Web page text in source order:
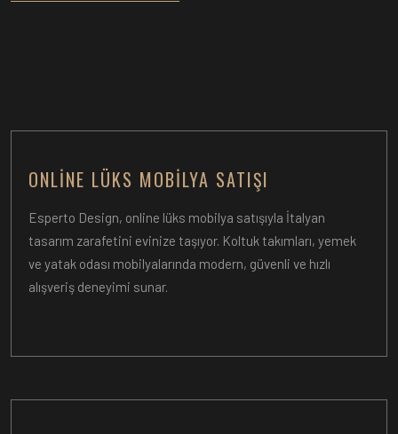
ONLINE LÜKS MOBILYA SATIŞI
Esperto Design, online lüks mobilya satışıyla İtalyan
tasarım zarafetini evinize taşıyor. Koltuk takımları, yemek
ve yatak odası mobilyalarında modern, güvenli ve hızlı
alışveriş deneyimi sunar.